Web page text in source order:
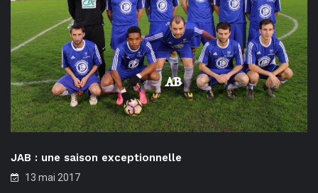
JAB : une saison exceptionnelle
13 mai 2017